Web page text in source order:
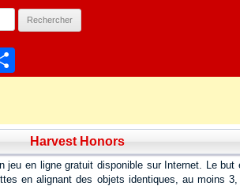
Harvest Honors
jeu en ligne gratuit disponible sur Internet. Le but
en alignant des objets identiques, au moins 3,